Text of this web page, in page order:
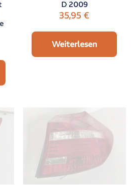
D 2009
35,95€
Weiterlesen